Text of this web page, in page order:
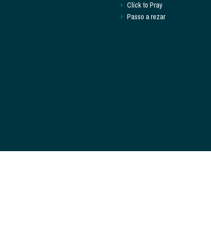
Click to Pray
Passo a rezar